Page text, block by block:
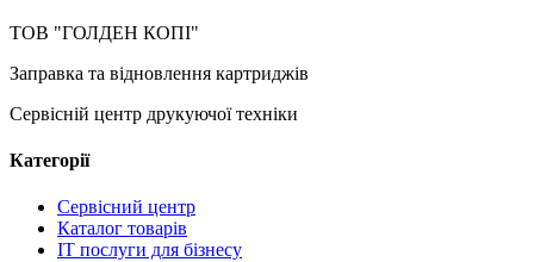
ТОВ "ГОЛДЕН КОПІ"
Заправка та відновлення картриджів
Сервісній центр друкуючої техніки
Категорії
Сервісний центр
Каталог товарів
IT послуги для бізнесу